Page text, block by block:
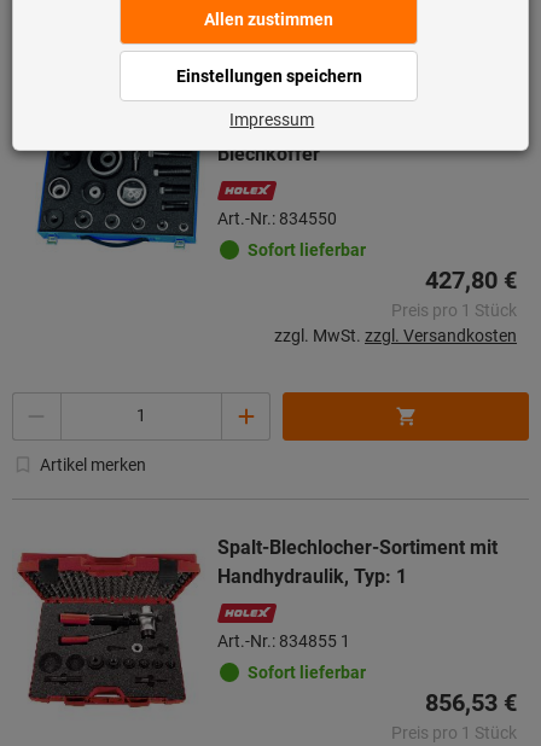
Rund-Blechlocher-Sortiment
„metrisch“ ⌀ 12,5 – 63,5 mm im
Blechkoffer
Art.-Nr.: 834550
Sofort lieferbar
427,80 €
Preis pro 1 Stück
zzgl. MwSt. zzgl. Versandkosten
Artikel merken
Spalt-Blechlocher-Sortiment mit
Handhydraulik, Typ: 1
Art.-Nr.: 834855 1
Sofort lieferbar
856,53 €
Preis pro 1 Stück